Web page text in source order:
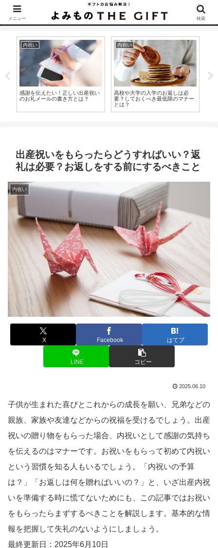
▶︎カタログギフトを探すなら『ソムリエ＠ギフト』をCheck！
出産祝い
入院中に出産祝いを渡すのは
NG！？相手に喜んでもらうため
ギフト・贈り物
義実家へ帰省する時には手土産
を！覚えておきたい礼儀と喜ばれ
るギフト
出産祝いをもらったらどうすればいい？返
礼は必要？お返しをする前にするべきこと
内祝い
X Facebook はてブ
LINE コピー
2025.06.10
子供が生まれた喜びとこれからの成長を願い、兄弟などの
親族、家族や友達などからの祝福を受けるでしょう。出産
祝いの贈り物をもらった場合、内祝いとして感謝の気持ち
を伝えるのはマナーです。お祝いをもらって初めて内祝い
という習慣を知る人もいるでしょう。「内祝いの予算
は？」「お返しは何を贈ればいいの？」と、いざ出産内祝
いを準備する時に慌てないためにも、この記事ではお祝い
をもらったらまずするべきことを解説します。基本的な情
報を把握して失礼のないようにしましょう。
最終更新日：2025年6月10日
メニュー 検索